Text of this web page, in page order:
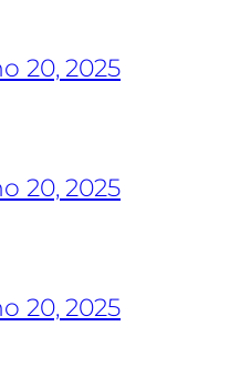
20, 2025
20, 2025
20, 2025